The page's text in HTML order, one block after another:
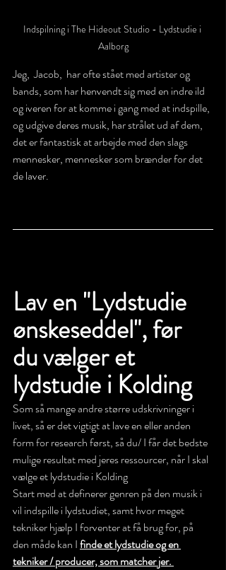
Indspilning i The Hideout Studio - Lydstudie i
Aalborg
Jeg,  Jacob,  har ofte stået med artister og
bands, som har henvendt sig med en indre ild
og iveren for at komme i gang med at indspille,
og udgive deres musik, har strålet ud af dem,
det er fantastisk at arbejde med den slags
mennesker, mennesker som brænder for det
de laver.
Lav en "Lydstudie
ønskeseddel", før
du vælger et
lydstudie i Kolding
Som så mange andre større udskrivninger i
livet, så er det vigtigt at lave en eller anden
form for research først, så du/ I får det bedste
mulige resultat med jeres ressourcer, når I skal
vælge et lydstudie i Kolding
Start med at definerer genren på den musik i
vil indspille i lydstudiet, samt hvor meget
tekniker hjælp I forventer at få brug for, på
den måde kan I finde et lydstudie og en
tekniker / producer, som matcher jer.